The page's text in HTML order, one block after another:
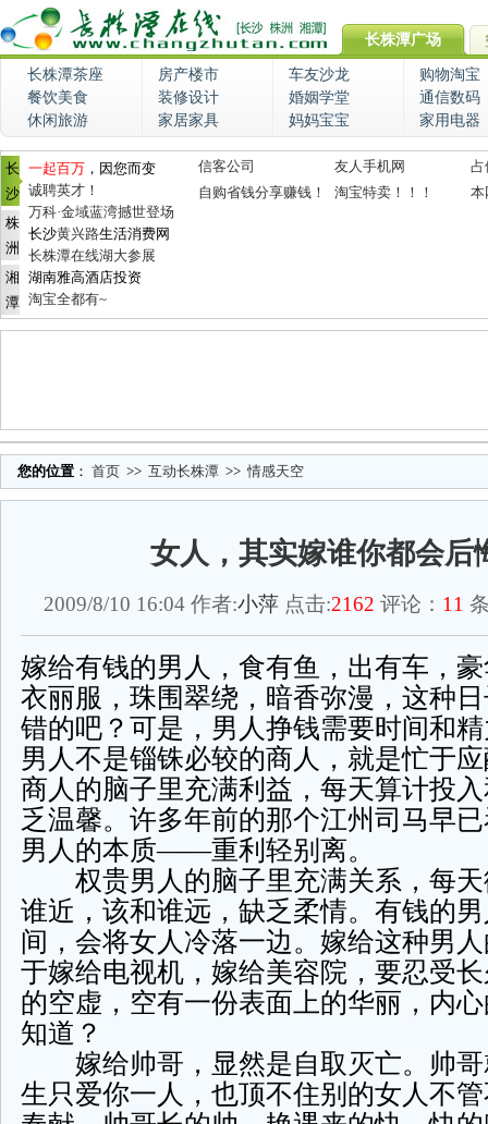
长株潭广场
长株潭茶座 房产楼市 车友沙龙
购物淘宝
餐饮美食
装修设计 婚姻学堂
通信数码
休闲旅游
家居家具 妈妈宝宝 家用电器
长
沙
株
洲
湘
潭
一起百万 ，因您而变
诚聘英才！
万科·金域蓝湾撼世登场
长沙黄兴路生活消费网
长株潭在线湖大参展
湖南雅高酒店投资
淘宝全都有~
信客公司 友人手机网
占
自购省钱分享赚钱！
淘宝特卖！！！ 本
您的位置 ： 首页 >> 互动长株潭 >> 情感天空
女人，其实嫁谁你都会后
2009/8/10 16:04 作者:小萍 点击:2162 评论： 11
嫁给有钱的男人，食有鱼，出有车，
衣丽服，珠围翠绕，暗香弥漫，这种
错的吧？可是，男人挣钱需要时间和
男人不是锱铢必较的商人，就是忙于
商人的脑子里充满利益，每天算计投
乏温馨。许多年前的那个江州司马早
男人的本质——重利轻别离。
权贵男人的脑子里充满关系，每天
谁近，该和谁远，缺乏柔情。有钱的
间，会将女人冷落一边。嫁给这种男
于嫁给电视机，嫁给美容院，要忍受
的空虚，空有一份表面上的华丽，内
知道？
嫁给帅哥，显然是自取灭亡。帅哥
生只爱你一人，也顶不住别的女人不